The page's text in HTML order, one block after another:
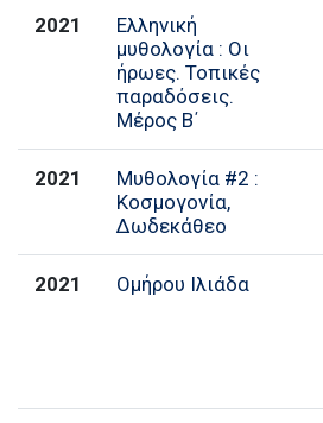
2021
Ελληνική
μυθολογία : Οι
ήρωες. Τοπικές
παραδόσεις.
Μέρος Β΄
2021
Μυθολογία #2 :
Κοσμογονία,
Δωδεκάθεο
2021 Ομήρου Ιλιάδα